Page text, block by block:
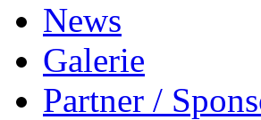
News
Galerie
Partner /